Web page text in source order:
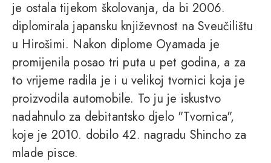
je ostala tijekom školovanja, da bi 2006.
diplomirala japansku književnost na Sveučilištu
u Hirošimi. Nakon diplome Oyamada je
promijenila posao tri puta u pet godina, a za
to vrijeme radila je i u velikoj tvornici koja je
proizvodila automobile. To ju je iskustvo
nadahnulo za debitantsko djelo "Tvornica",
koje je 2010. dobilo 42. nagradu Shincho za
mlade pisce.